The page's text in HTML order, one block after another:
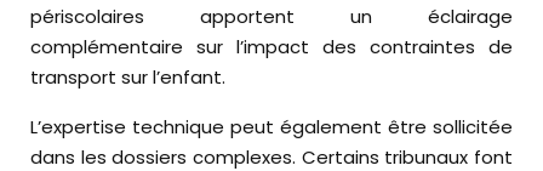
périscolaires apportent un éclairage
complémentaire sur l’impact des contraintes de
transport sur l’enfant.
L’expertise technique peut également être sollicitée
dans les dossiers complexes. Certains tribunaux font